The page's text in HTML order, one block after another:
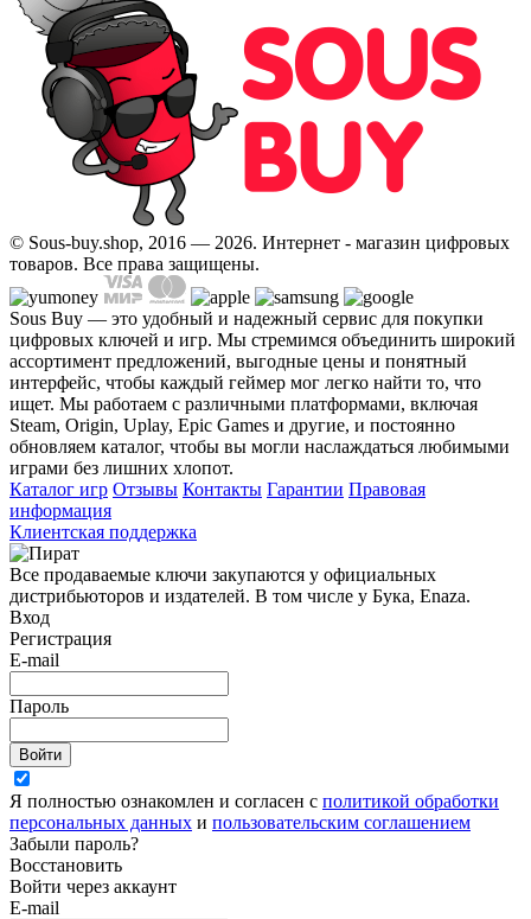
© Sous-buy.shop, 2016 — 2026. Интернет - магазин цифровых
товаров. Все права защищены.
Sous Buy — это удобный и надежный сервис для покупки
цифровых ключей и игр. Мы стремимся объединить широкий
ассортимент предложений, выгодные цены и понятный
интерфейс, чтобы каждый геймер мог легко найти то, что
ищет. Мы работаем с различными платформами, включая
Steam, Origin, Uplay, Epic Games и другие, и постоянно
обновляем каталог, чтобы вы могли наслаждаться любимыми
играми без лишних хлопот.
Каталог игр Отзывы Контакты Гарантии Правовая
информация
Клиентская поддержка
Все продаваемые ключи закупаются у официальных
дистрибьюторов и издателей. В том числе у Бука, Enaza.
Вход
Регистрация
E-mail
Пароль
Войти
Я полностью ознакомлен и согласен с политикой обработки
персональных данных и пользовательским соглашением
Забыли пароль?
Восстановить
Войти через аккаунт
E-mail